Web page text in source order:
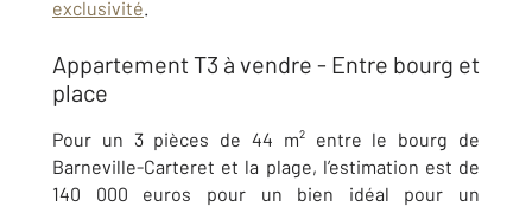
exclusivité.
Appartement T3 à vendre - Entre bourg et
place
Pour un 3 pièces de 44 m² entre le bourg de
Barneville-Carteret et la plage, l’estimation est de
140 000 euros pour un bien idéal pour un